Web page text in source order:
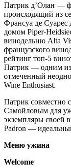
Патрик д’Олан —
происходящий из
Франсуа де Суарес
домом Piper-
винодельню Alta
французского
рейтинг топ-5
Патрик — одним из
отмеченный
Wine Enthusiast.
Патрик совместно
Самойловым для
экземпляры своей
Padron —
Меню ужина
Welcome